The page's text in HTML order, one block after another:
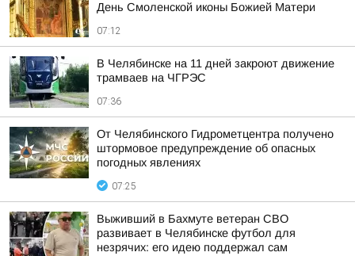
День Смоленской иконы Божией Матери
07:12
В Челябинске на 11 дней закроют движение
трамваев на ЧГРЭС
07:36
От Челябинского Гидрометцентра получено
штормовое предупреждение об опасных
погодных явлениях
07:25
Выживший в Бахмуте ветеран СВО
развивает в Челябинске футбол для
незрячих: его идею поддержал сам